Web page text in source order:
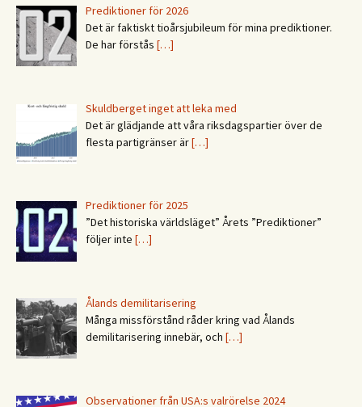
Prediktioner för 2026
Det är faktiskt tioårsjubileum för mina prediktioner.
De har förstås […]
Skuldberget inget att leka med
Det är glädjande att våra riksdagspartier över de
flesta partigränser är[…]
Prediktioner för 2025
”Det historiska världsläget” Årets ”Prediktioner”
följer inte […]
Ålands demilitarisering
Många missförstånd råder kring vad Ålands
demilitarisering innebär, och […]
Observationer från USA:s valrörelse 2024